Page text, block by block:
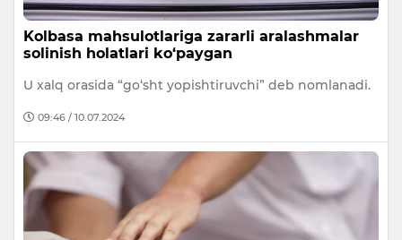
Kolbasa mahsulotlariga zararli aralashmalar
solinish holatlari ko‘paygan
U xalq orasida “go‘sht yopishtiruvchi” deb nomlanadi.
09:46 / 10.07.2024